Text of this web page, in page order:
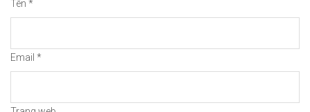
👉Xem cách Nạp/Rút tiền từ sàn ICMarkets dễ
👉Xem cách Đặt Lệnh, Đóng Lệnh và CopyTrade
Tên *
Email *